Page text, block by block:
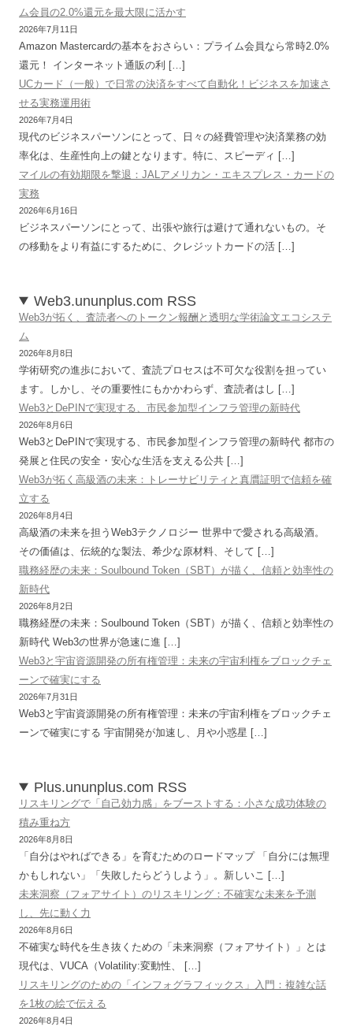
ム会員の2.0%還元を最大限に活かす
2026年7月11日
Amazon Mastercardの基本をおさらい：プライム会員なら常時2.0%
還元！ インターネット通販の利 […]
UCカード（一般）で日常の決済をすべて自動化！ビジネスを加速さ
せる実務運用術
2026年7月4日
現代のビジネスパーソンにとって、日々の経費管理や決済業務の効
率化は、生産性向上の鍵となります。特に、スピーディ […]
マイルの有効期限を撃退：JALアメリカン・エキスプレス・カードの
実務
2026年6月16日
ビジネスパーソンにとって、出張や旅行は避けて通れないもの。そ
の移動をより有益にするために、クレジットカードの活 […]
Web3.ununplus.com RSS
Web3が拓く、査読者へのトークン報酬と透明な学術論文エコシステ
ム
2026年8月8日
学術研究の進歩において、査読プロセスは不可欠な役割を担ってい
ます。しかし、その重要性にもかかわらず、査読者はし […]
Web3とDePINで実現する、市民参加型インフラ管理の新時代
2026年8月6日
Web3とDePINで実現する、市民参加型インフラ管理の新時代 都市の
発展と住民の安全・安心な生活を支える公共 […]
Web3が拓く高級酒の未来：トレーサビリティと真贋証明で信頼を確
立する
2026年8月4日
高級酒の未来を担うWeb3テクノロジー 世界中で愛される高級酒。
その価値は、伝統的な製法、希少な原材料、そして […]
職務経歴の未来：Soulbound Token（SBT）が描く、信頼と効率性の
新時代
2026年8月2日
職務経歴の未来：Soulbound Token（SBT）が描く、信頼と効率性の
新時代 Web3の世界が急速に進 […]
Web3と宇宙資源開発の所有権管理：未来の宇宙利権をブロックチェ
ーンで確実にする
2026年7月31日
Web3と宇宙資源開発の所有権管理：未来の宇宙利権をブロックチェ
ーンで確実にする 宇宙開発が加速し、月や小惑星 […]
Plus.ununplus.com RSS
リスキリングで「自己効力感」をブーストする：小さな成功体験の
積み重ね方
2026年8月8日
「自分はやればできる」を育むためのロードマップ 「自分には無理
かもしれない」「失敗したらどうしよう」。新しいこ […]
未来洞察（フォアサイト）のリスキリング：不確実な未来を予測
し、先に動く力
2026年8月6日
不確実な時代を生き抜くための「未来洞察（フォアサイト）」とは
現代は、VUCA（Volatility:変動性、 […]
リスキリングのための「インフォグラフィックス」入門：複雑な話
を1枚の絵で伝える
2026年8月4日